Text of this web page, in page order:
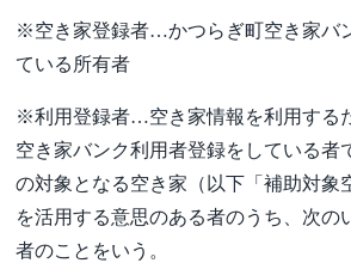
※空き家登録者…かつらぎ町空き家バ
ている所有者
※利用登録者…空き家情報を利用する
空き家バンク利用者登録をしている者
の対象となる空き家（以下「補助対象
を活用する意思のある者のうち、次の
者のことをいう。